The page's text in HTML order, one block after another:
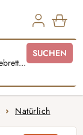
SUCHEN
Natürlich